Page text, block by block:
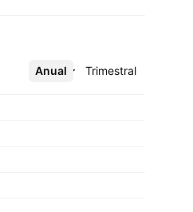
Anual Trimestral
Más